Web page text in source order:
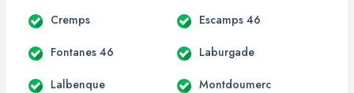
Cremps Escamps 46
Fontanes 46 Laburgade
Lalbenque Montdoumerc